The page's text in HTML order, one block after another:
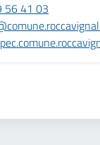
56 41 03